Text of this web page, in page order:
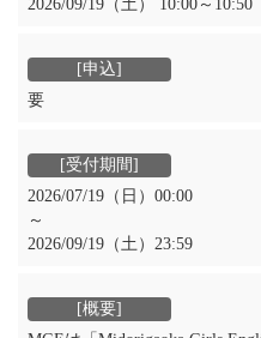
2026/09/19（土） 10:00～10:50
要
2026/07/19（日）00:00
～
2026/09/19（土）23:59